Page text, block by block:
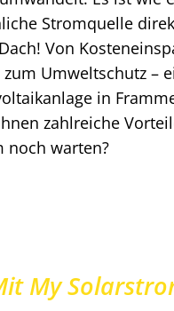
Stromquelle
Von
Umweltschutz –
in
zahlreiche
noch warten?
My